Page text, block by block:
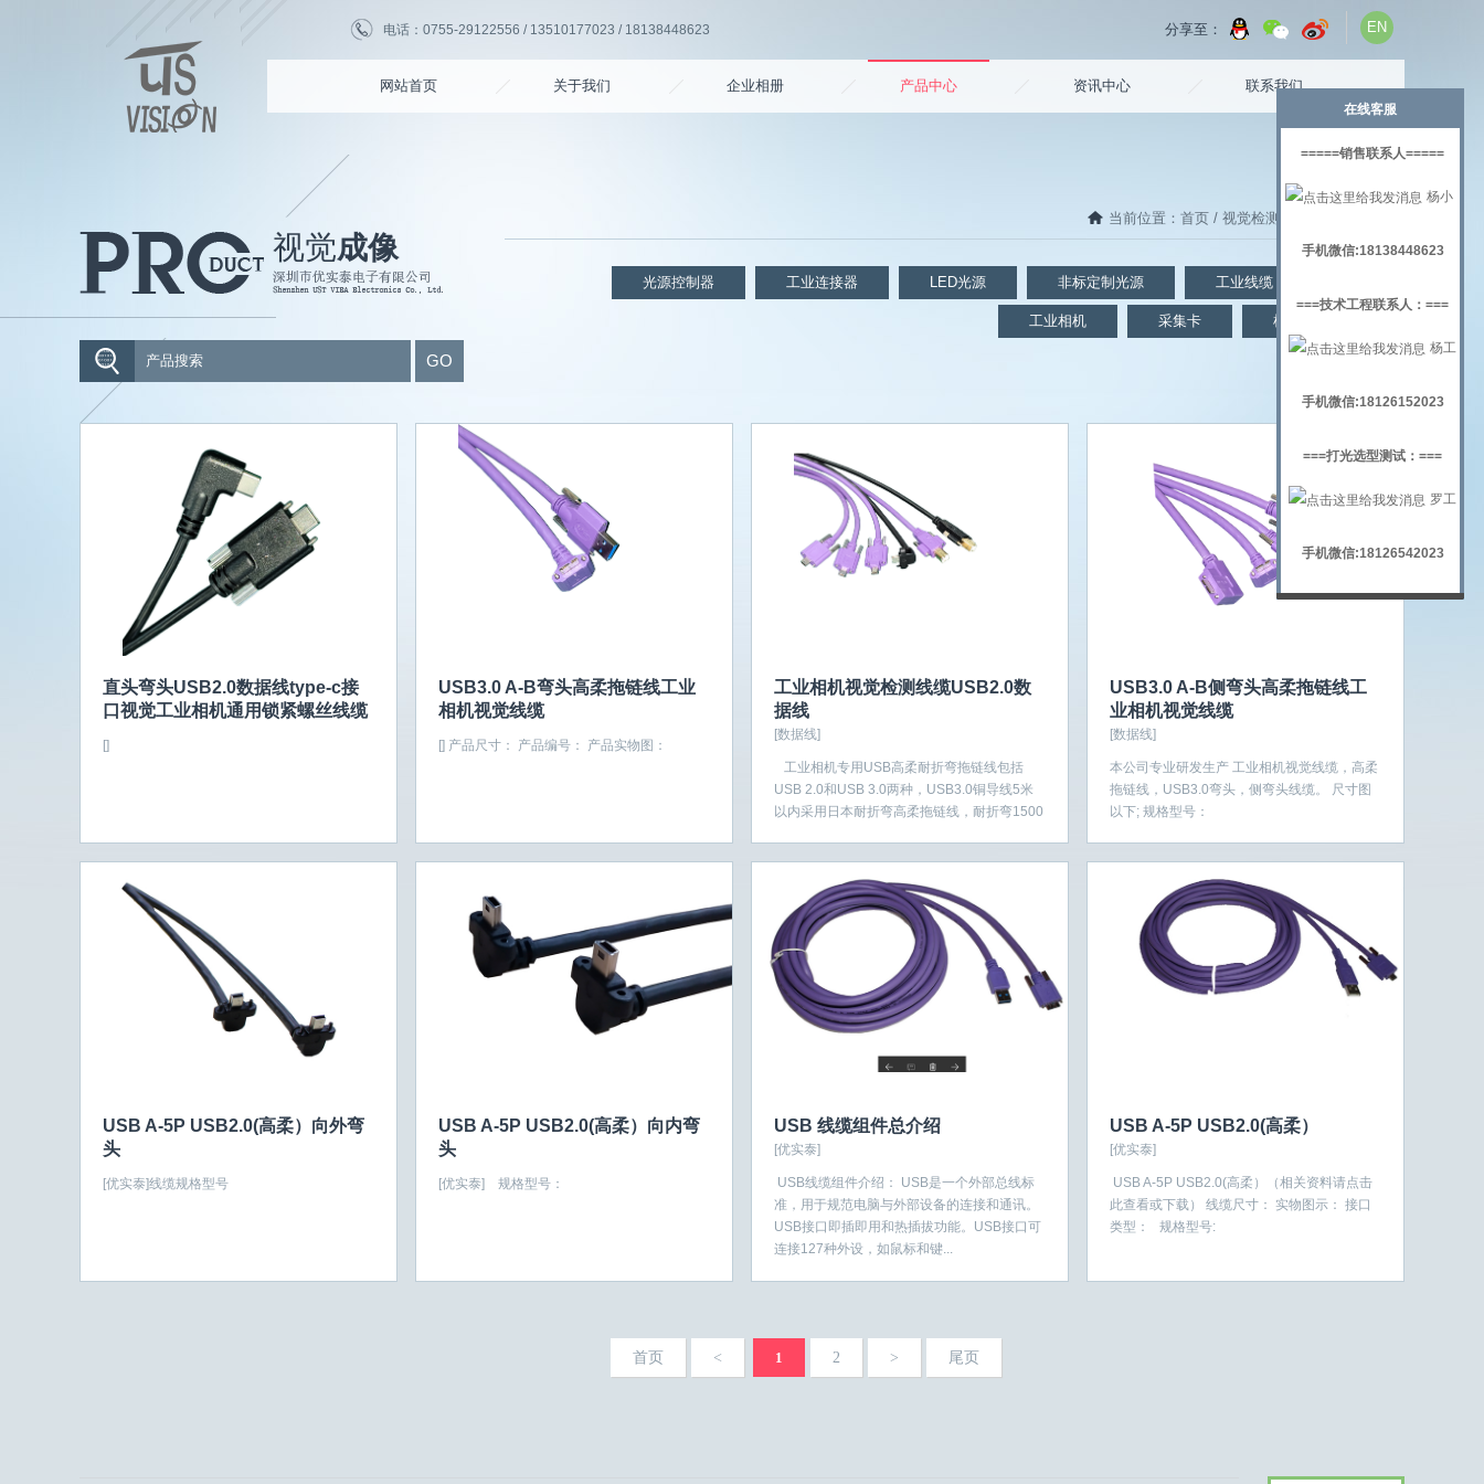
EN
分享至：
电话：0755-29122556 / 13510177023 / 18138448623
网站首页 关于我们 企业相册 产品中心 资讯中心 联系我们
视觉成像
当前位置： 首页 / 视觉检测
光源控制器 工业连接器 LED光源 非标定制光源 工业线缆
工业相机 采集卡 机器视觉实验架
GO
直头弯头USB2.0数据线type-c接
口视觉工业相机通用锁紧螺丝线缆
[]
USB3.0 A-B弯头高柔拖链线工业
相机视觉线缆
[] 产品尺寸： 产品编号： 产品实物图：
工业相机视觉检测线缆USB2.0数
据线
[数据线]
工业相机专用USB高柔耐折弯拖链线包括
USB 2.0和USB 3.0两种，USB3.0铜导线5米
以内采用日本耐折弯高柔拖链线，耐折弯1500
USB3.0 A-B侧弯头高柔拖链线工
业相机视觉线缆
[数据线]
本公司专业研发生产 工业相机视觉线缆，高柔
拖链线，USB3.0弯头，侧弯头线缆。 尺寸图
以下; 规格型号：
USB A-5P USB2.0(高柔）向外弯
头
[优实泰]线缆规格型号
USB A-5P USB2.0(高柔）向内弯
头
[优实泰] 规格型号：
USB 线缆组件总介绍
[优实泰]
USB线缆组件介绍： USB是一个外部总线标
准，用于规范电脑与外部设备的连接和通讯。
USB接口即插即用和热插拔功能。USB接口可
连接127种外设，如鼠标和键...
USB A-5P USB2.0(高柔）
[优实泰]
USB A-5P USB2.0(高柔）（相关资料请点击
此查看或下载） 线缆尺寸： 实物图示： 接口
类型： 规格型号:
首页 < 1 2 > 尾页
在线客服
=====销售联系人=====
杨小
手机微信:18138448623
===技术工程联系人：===
杨工
手机微信:18126152023
===打光选型测试：===
罗工
手机微信:18126542023